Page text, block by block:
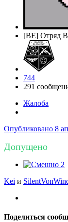
[BE] Отряд
744
291
Жалоба
Опубликовано 8
Допущено
2
Kei и
Поделиться